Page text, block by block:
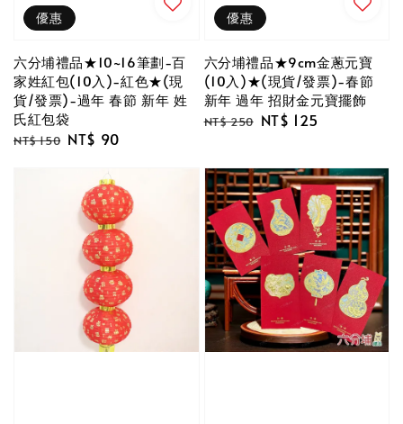
優惠
六分埔禮品★10~16筆劃-百
家姓紅包(10入)-紅色★(現
貨/發票)-過年 春節 新年 姓
氏紅包袋
Regular
NT$ 150 Sale
NT$ 90
優惠
六分埔禮品★9cm金蔥元寶
(10入)★(現貨/發票)-春節
新年 過年 招財金元寶擺飾
Regular
NT$ 250 Sale
NT$ 125